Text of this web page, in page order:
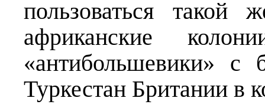
пользоваться такой
африканские
«антибольшевики» с
Туркестан Британии в